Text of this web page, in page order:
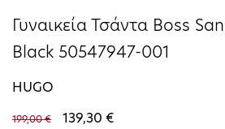
Γυναικεία Τσάντα Boss
Black 50547947-001
HUGO
199,00 € 139,30 €